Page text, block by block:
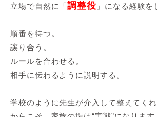
立場で自然に「調整役 」になる経験を
順番を待つ。
譲り合う。
ルールを合わせる。
相手に伝わるように説明する。
学校のように先生が介入して整えてく